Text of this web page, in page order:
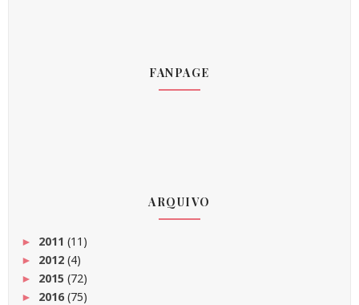
FANPAGE
ARQUIVO
► 2011 (11)
► 2012 (4)
► 2015 (72)
► 2016(75)